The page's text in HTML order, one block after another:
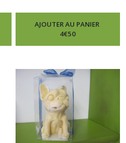
AJOUTER AU PANIER
4€50